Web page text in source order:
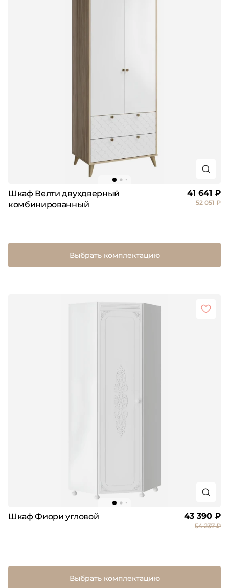
Шкаф Велти двухдверный
комбинированный
41 641 ₽
52 051 ₽
Выбрать комплектацию
Шкаф Фиори угловой 43 390 ₽
54 237 ₽
Выбрать комплектацию